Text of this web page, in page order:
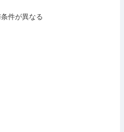
件が異なる